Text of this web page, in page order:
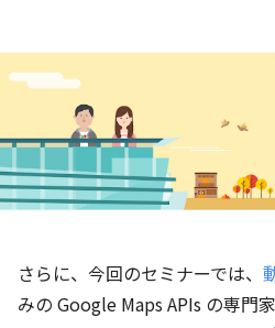
さらに、今回のセミナーでは、
みの Google Maps APIs の専門